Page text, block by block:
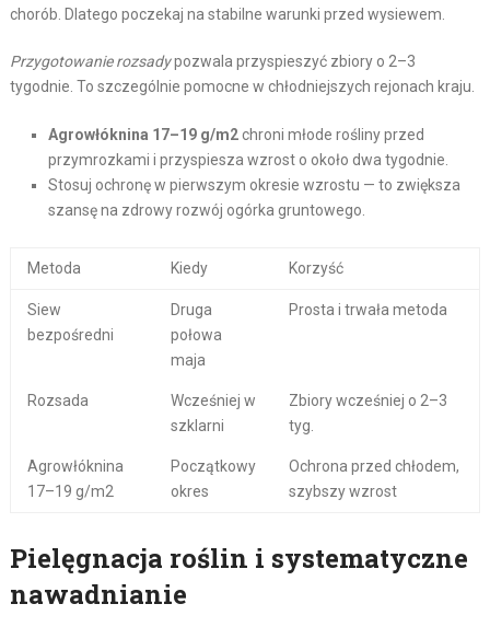
chorób. Dlatego poczekaj na stabilne warunki przed wysiewem.
Przygotowanie rozsadypozwala przyspieszyć zbiory o 2–3
tygodnie. To szczególnie pomocne w chłodniejszych rejonach kraju.
Agrowłóknina 17–19 g/m2chroni młode rośliny przed
przymrozkami i przyspiesza wzrost o około dwa tygodnie.
Stosuj ochronę w pierwszym okresie wzrostu — to zwiększa
szansę na zdrowy rozwój ogórka gruntowego.
Metoda Kiedy Korzyść
Siew
bezpośredni
Druga
połowa
maja
Prosta i trwała metoda
Rozsada
Wcześniej w
szklarni
Zbiory wcześniej o 2–3
tyg.
Agrowłóknina
17–19 g/m2
Początkowy
okres
Ochrona przed chłodem,
szybszy wzrost
Pielęgnacja roślin i systematyczne
nawadnianie